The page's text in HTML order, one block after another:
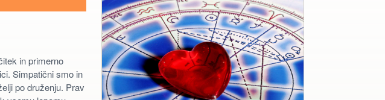
in primerno
Simpatični smo in
po druženju. Prav